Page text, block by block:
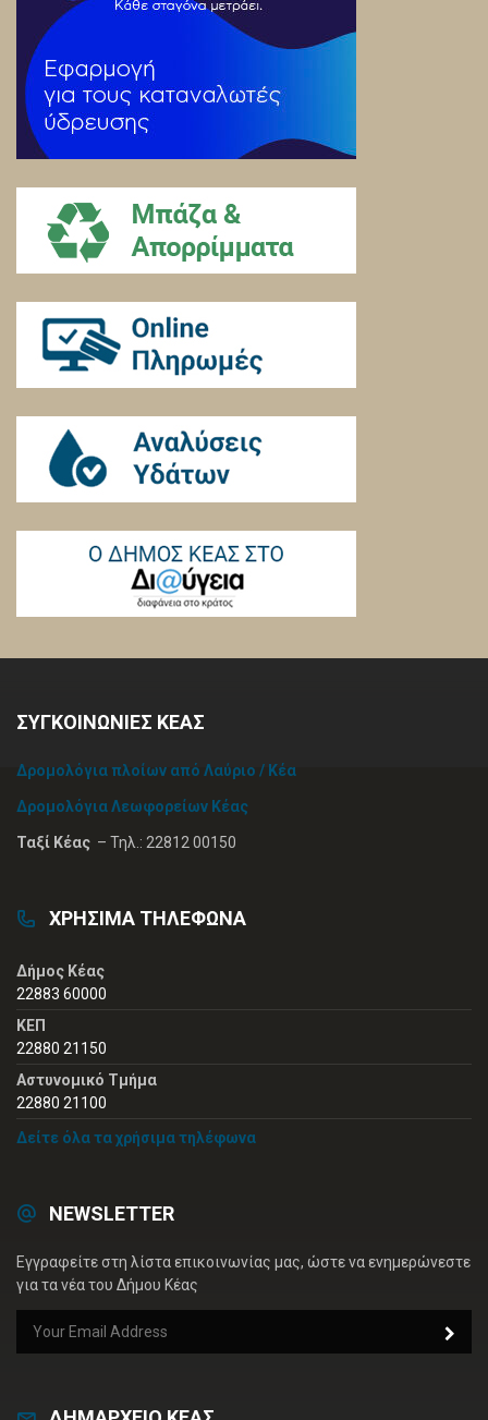
ΣΥΓΚΟΙΝΩΝΙΕΣ ΚΕΑΣ
Δρομολόγια πλοίων από Λαύριο / Κέα
Δρομολόγια Λεωφορείων Κέας
Ταξί Κέας – Τηλ.: 22812 00150
ΧΡΗΣΙΜΑ ΤΗΛΕΦΩΝΑ
Δήμος Κέας
22883 60000
ΚΕΠ
22880 21150
Αστυνομικό Τμήμα
22880 21100
Δείτε όλα τα χρήσιμα τηλέφωνα
NEWSLETTER
Εγγραφείτε στη λίστα επικοινωνίας μας, ώστε να ενημερώνεστε
για τα νέα του Δήμου Κέας